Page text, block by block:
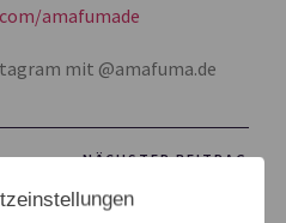
amafumade
mit @amafuma.de
NÄCHSTER BEITRAG